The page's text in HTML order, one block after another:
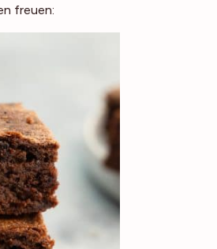
freuen: